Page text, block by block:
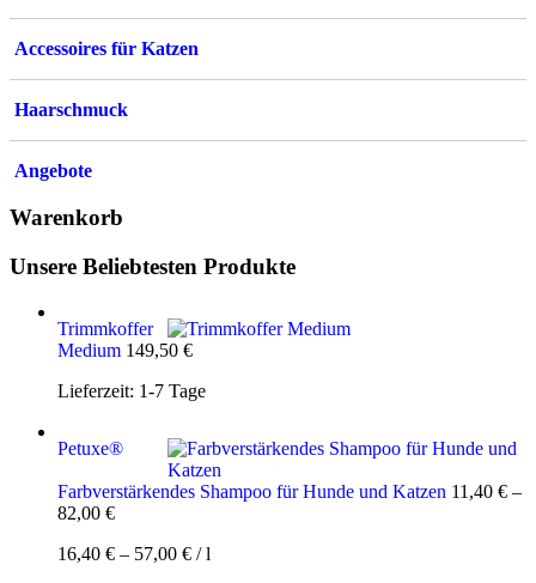
Accessoires für Katzen
Haarschmuck
Angebote
Warenkorb
Unsere Beliebtesten Produkte
Trimmkoffer
Medium 149,50 €
Lieferzeit: 1-7 Tage
Petuxe®
Farbverstärkendes Shampoo für Hunde und Katzen 11,40 € –
82,00 €
16,40 € – 57,00 € /l